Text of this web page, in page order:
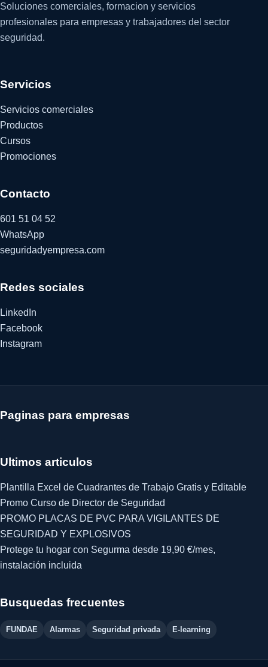
Soluciones comerciales, formacion y servicios
profesionales para empresas y trabajadores del sector
seguridad.
Servicios
Servicios comerciales
Productos
Cursos
Promociones
Contacto
601 51 04 52
WhatsApp
seguridadyempresa.com
Redes sociales
LinkedIn
Facebook
Instagram
Paginas para empresas
Ultimos articulos
Plantilla Excel de Cuadrantes de Trabajo Gratis y Editable
Promo Curso de Director de Seguridad
PROMO PLACAS DE PVC PARA VIGILANTES DE
SEGURIDAD Y EXPLOSIVOS
Protege tu hogar con Segurma desde 19,90 €/mes,
instalación incluida
Busquedas frecuentes
FUNDAE Alarmas Seguridad privada E-learning